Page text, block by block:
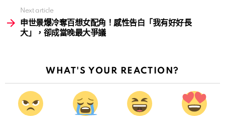
Next article
申世景爆冷奪百想女配角！感性告白「我有好好長
大」，卻成當晚最大爭議
WHAT'S YOUR REACTION?